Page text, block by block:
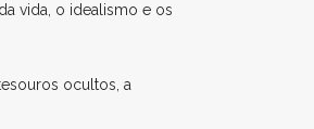
vida, o idealismo e os
ocultos, a